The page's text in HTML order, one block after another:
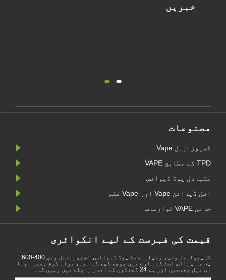
خبریں
مصنوعات
ڈسپوزایبل Vape
TPD کے مطابق VAPE
متبادل پوڈ ڈیوائس
اصل ڈیزائن Vape اور Vape قلم
خالی VAPE لوازمات
قیمت کی فہرست کے لیے انکوائری
ڈسپوزایبل ویپ، ریپلیسمنٹ پوڈ ڈیوائس، ڈسپوزایبل ویپ 400-600
پف یا پرائس لسٹ کے بارے میں پوچھ گچھ کے لیے، براہ کرم ہمیں اپنا
ای میل بھیجیں اور ہم 24 گھنٹوں کے اندر رابطے میں رہیں گے۔